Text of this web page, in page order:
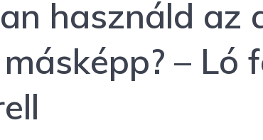
használd az
– Ló